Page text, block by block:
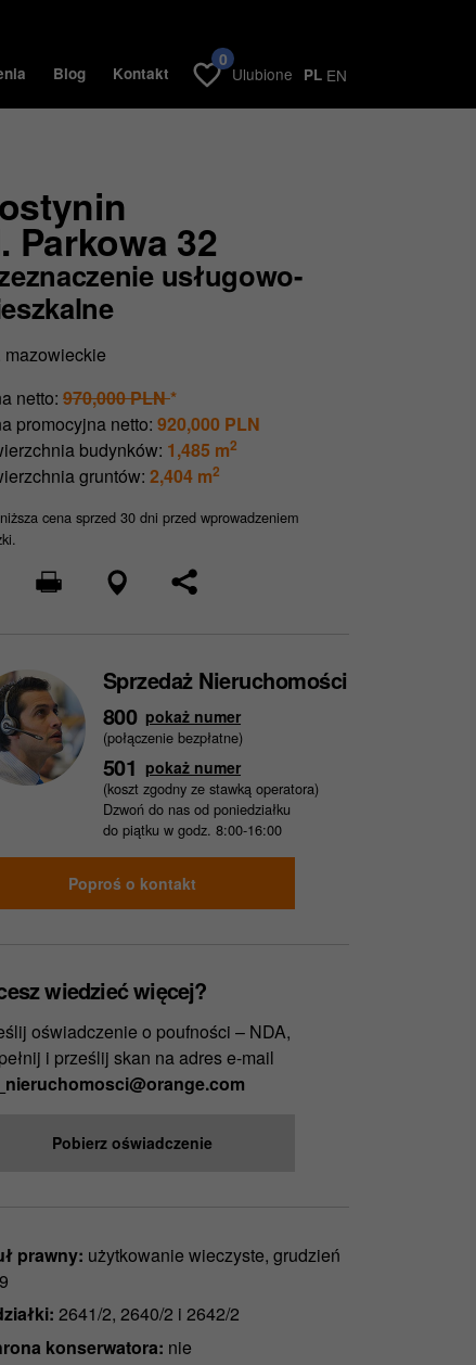
Blog Kontakt
0
Ulubione PL EN
Parkowa 32
usługowo-
mazowieckie
netto: 970,000 PLN*
promocyjna netto: 920,000 PLN
budynków: 1,485 m2
gruntów: 2,404 m2
cena sprzed 30 dni przed wprowadzeniem
Sprzedaż Nieruchomości
800 pokaż numer
(połączenie bezpłatne)
501 pokaż numer
(koszt zgodny ze stawką operatora)
Dzwoń do nas od poniedziałku
do piątku w godz. 8:00-16:00
Poproś o kontakt
wiedzieć więcej?
oświadczenie o poufności – NDA,
i prześlij skan na adres e-mail
Pobierz oświadczenie
prawny: użytkowanie wieczyste, grudzień
2641/2, 2640/2 i 2642/2
konserwatora: nie